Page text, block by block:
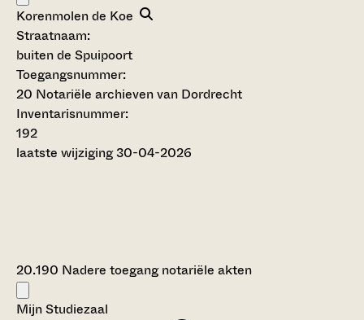
Korenmolen de Koe
Straatnaam:
buiten de Spuipoort
Toegangsnummer:
20 Notariële archieven van Dordrecht
Inventarisnummer:
192
laatste wijziging 30-04-2026
20.190 Nadere toegang notariële akten
Mijn Studiezaal